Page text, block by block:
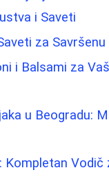
i Saveti
za Savršenu
i Balsami za
u Beogradu:
Kompletan